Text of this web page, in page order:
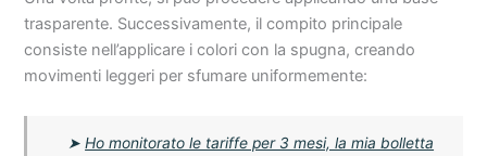
trasparente. Successivamente, il compito principale
consiste nell’applicare i colori con la spugna, creando
movimenti leggeri per sfumare uniformemente:
➤Ho monitorato le tariffe per 3 mesi, la mia bolletta